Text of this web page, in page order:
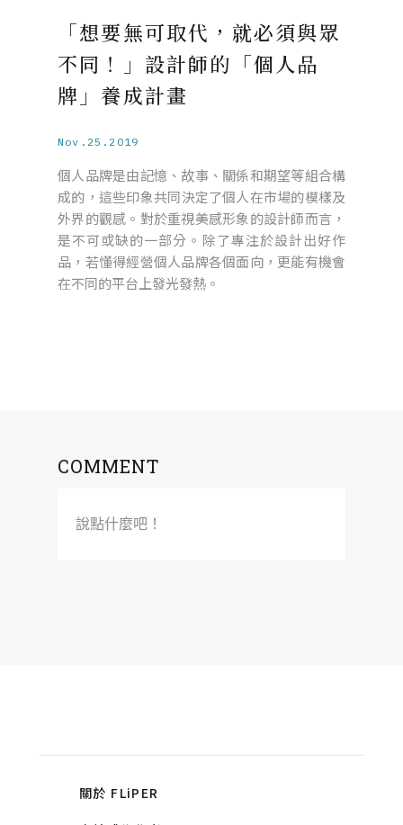
「想要無可取代，就必須與眾
不同！」設計師的「個人品
牌」養成計畫
Nov.25.2019
個人品牌是由記憶、故事、關係和期望等組合構
成的，這些印象共同決定了個人在市場的模樣及
外界的觀感。對於重視美感形象的設計師而言，
是不可或缺的一部分。除了專注於設計出好作
品，若懂得經營個人品牌各個面向，更能有機會
在不同的平台上發光發熱。
COMMENT
說點什麼吧！
關於 FLiPER